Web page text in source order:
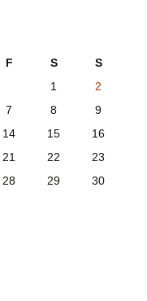
F S
S
1
2
7 8
9
14 15
16
21 22
23
28 29
30